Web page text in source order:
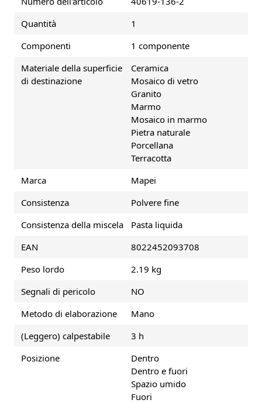
Quantità
1
Componenti
1 componente
Materiale della superficie
di destinazione
Ceramica
Mosaico di vetro
Granito
Marmo
Mosaico in marmo
Pietra naturale
Porcellana
Terracotta
Marca
Mapei
Consistenza
Polvere fine
Consistenza della miscela
Pasta liquida
EAN
8022452093708
Peso lordo
2.19 kg
Segnali di pericolo
NO
Metodo di elaborazione
Mano
(Leggero) calpestabile
3 h
Posizione
Dentro
Dentro e fuori
Spazio umido
Fuori